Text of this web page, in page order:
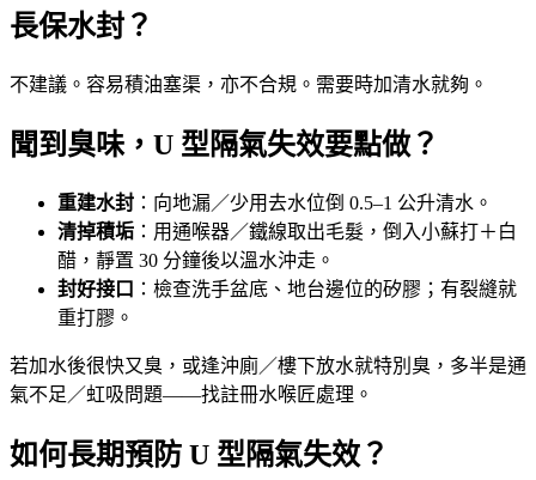
長保水封？
不建議。容易積油塞渠，亦不合規。需要時加清水就夠。
聞到臭味，U 型隔氣失效要點做？
重建水封 ：向地漏／少用去水位倒 0.5–1 公升清水。
清掉積垢 ：用通喉器／鐵線取出毛髮，倒入小蘇打＋白
醋，靜置 30 分鐘後以溫水沖走。
封好接口 ：檢查洗手盆底、地台邊位的矽膠；有裂縫就
重打膠。
若加水後很快又臭，或逢沖廁／樓下放水就特別臭，多半是通
氣不足／虹吸問題——找註冊水喉匠處理。
如何長期預防 U 型隔氣失效？